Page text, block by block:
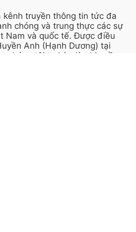
kênh truyền thông tin tức đa
chóng và trung thực các sự
Nam và quốc tế. Được điều
Anh (Hạnh Dương) tại
chúng tôi tự hào là nhịp cầu